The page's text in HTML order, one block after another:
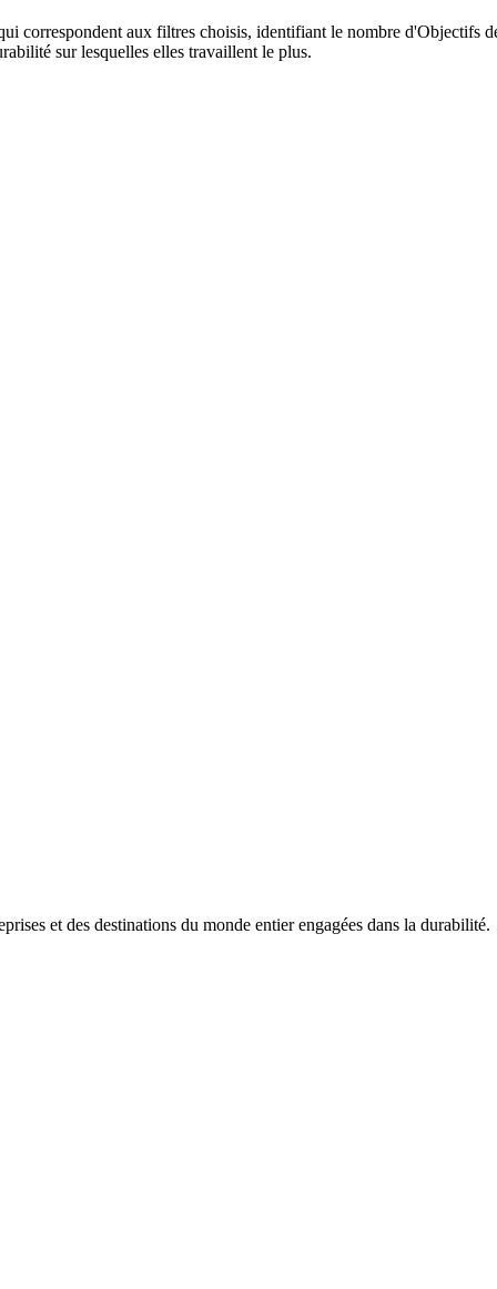
correspondent aux filtres choisis, identifiant le nombre
sur lesquelles elles travaillent le plus.
et des destinations du monde entier engagées dans la durabilité.